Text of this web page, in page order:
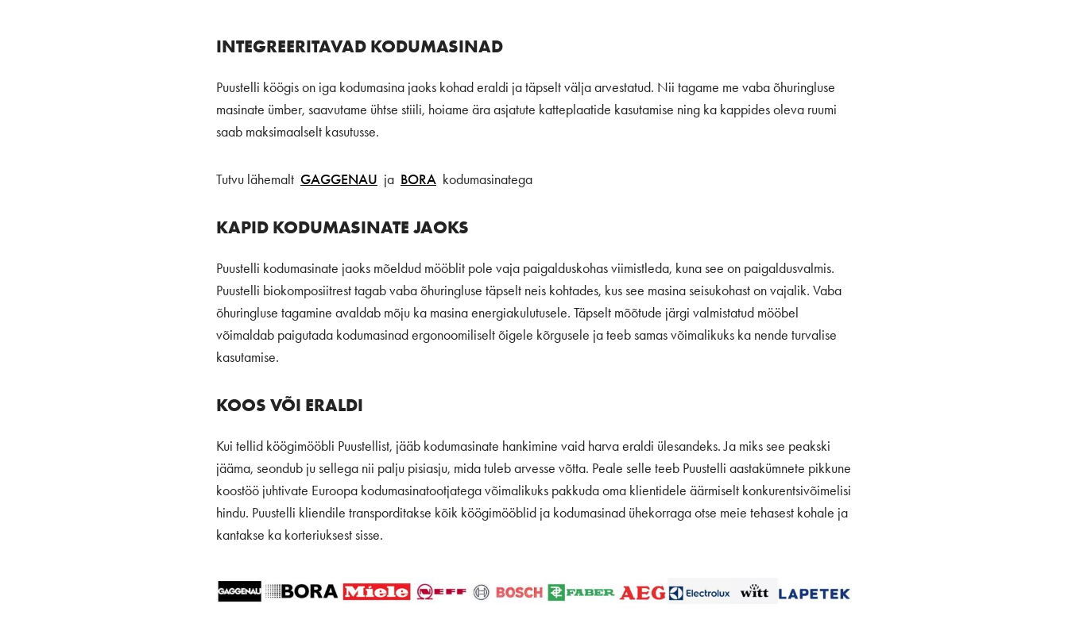
INTEGREERITAVAD KODUMASINAD
Puustelli köögis on iga kodumasina jaoks kohad eraldi ja täpselt välja arvestatud. Nii tagame me vaba õhuringluse
masinate ümber, saavutame ühtse stiili, hoiame ära asjatute katteplaatide kasutamise ning ka kappides oleva ruumi
saab maksimaalselt kasutusse.
Tutvu lähemalt GAGGENAU ja BORA kodumasinatega
KAPID KODUMASINATE JAOKS
Puustelli kodumasinate jaoks mõeldud mööblit pole vaja paigalduskohas viimistleda, kuna see on paigaldusvalmis.
Puustelli biokomposiitrest tagab vaba õhuringluse täpselt neis kohtades, kus see masina seisukohast on vajalik. Vaba
õhuringluse tagamine avaldab mõju ka masina energiakulutusele. Täpselt mõõtude järgi valmistatud mööbel
võimaldab paigutada kodumasinad ergonoomiliselt õigele kõrgusele ja teeb samas võimalikuks ka nende turvalise
kasutamise.
KOOS VÕI ERALDI
Kui tellid köögimööbli Puustellist, jääb kodumasinate hankimine vaid harva eraldi ülesandeks. Ja miks see peakski
jääma, seondub ju sellega nii palju pisiasju, mida tuleb arvesse võtta. Peale selle teeb Puustelli aastakümnete pikkune
koostöö juhtivate Euroopa kodumasinatootjatega võimalikuks pakkuda oma klientidele äärmiselt konkurentsivõimelisi
hindu. Puustelli kliendile transporditakse kõik köögimööblid ja kodumasinad ühekorraga otse meie tehasest kohale ja
kantakse ka korteriuksest sisse.